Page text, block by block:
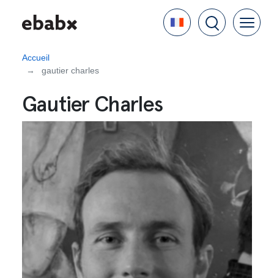
contenu
Language
Accueil
gautier charles
Gautier Charles